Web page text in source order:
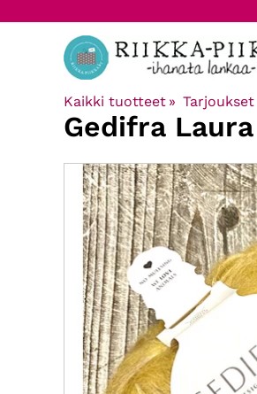
Kaikki tuotteet ‪» Tarjoukset
Gedifra Laura